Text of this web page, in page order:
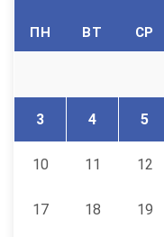
ПН ВТ СР
3 4 5
10 11 12
17 18 19